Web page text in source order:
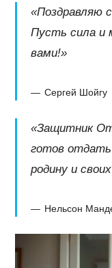
«Поздравляю
Пусть сила и
вами!»
Сергей Шойгу
«Защитник
готов
родину и
Нельсон